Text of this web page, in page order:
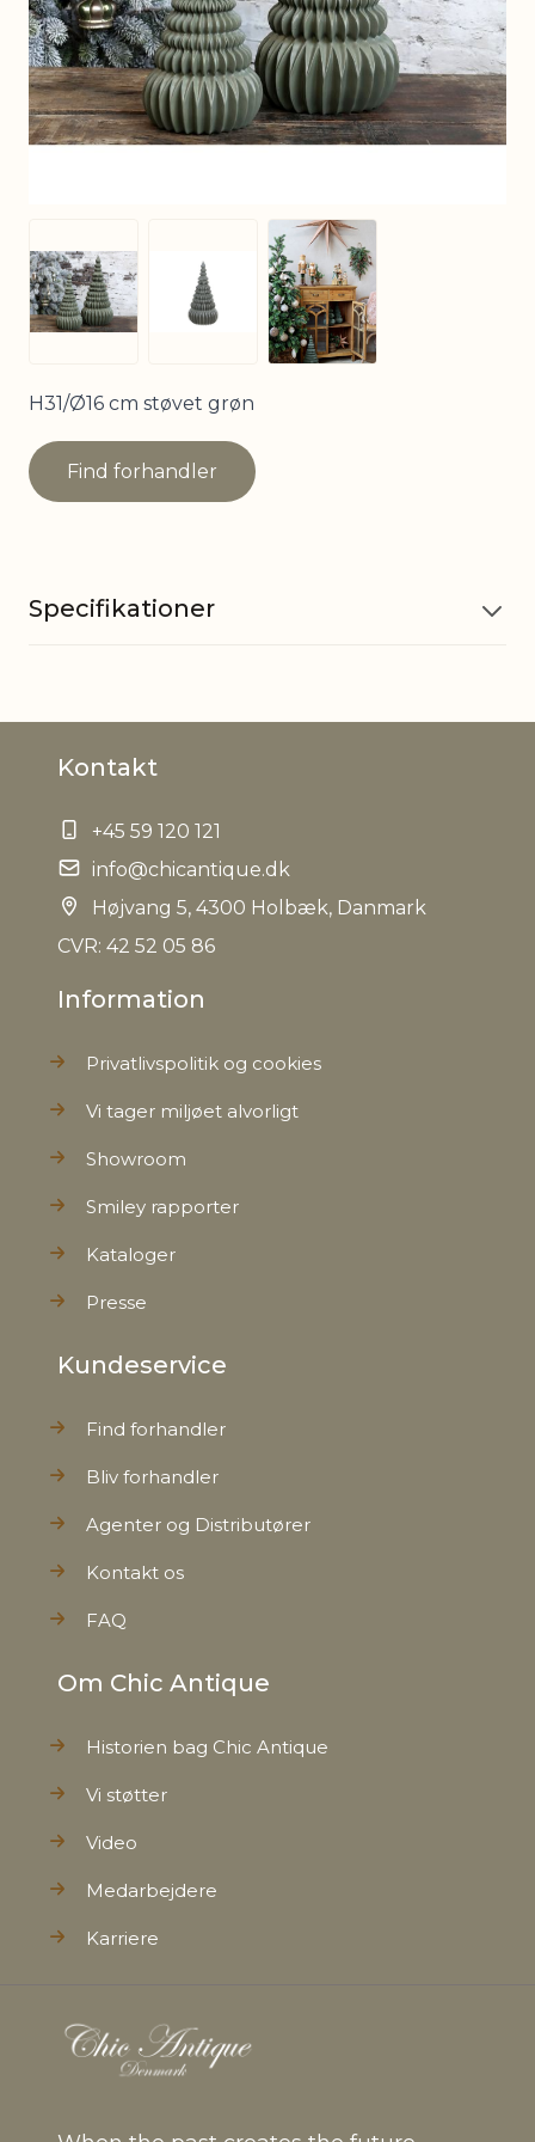
View larger imageView larger image
View larger image
H31/Ø16 cm støvet grøn
Find forhandler
Specifikationer
EAN
Tariffnumber
Bruttovægt 0,868 kg
Kontakt
+45 59 120 121
info@chicantique.dk
Højvang 5, 4300 Holbæk, Danmark
CVR: 42 52 05 86
Information
Privatlivspolitik og cookies
Vi tager miljøet alvorligt
Showroom
Smiley rapporter
Kataloger
Presse
Kundeservice
Find forhandler
Bliv forhandler
Agenter og Distributører
Kontakt os
FAQ
Om Chic Antique
Historien bag Chic Antique
Vi støtter
Video
Medarbejdere
Karriere